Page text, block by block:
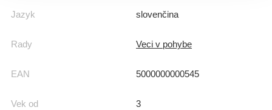
Jazyk slovenčina
Rady Veci v pohybe
EAN 5000000000545
Vek od 3